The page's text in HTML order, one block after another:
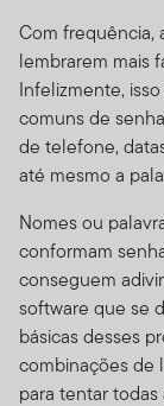
Com frequência,
lembrarem mais
Infelizmente,
comuns de
de telefone,
até mesmo a
Nomes ou
conformam
conseguem
software que se
básicas desses
combinações de
para tentar todas
taxa de juros
de forma geral
e maiores
especialmente
possuem
do mercado e
sujeitos, como
ou uso de
prospectos de